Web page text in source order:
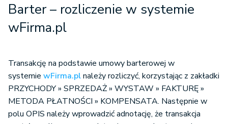
Barter – rozliczenie w systemie
wFirma.pl
Transakcję na podstawie umowy barterowej w
systemie wFirma.plnależy rozliczyć, korzystając z zakładki
PRZYCHODY » SPRZEDAŻ » WYSTAW » FAKTURĘ »
METODA PŁATNOŚCI » KOMPENSATA. Następnie w
polu OPIS należy wprowadzić adnotację, że transakcja